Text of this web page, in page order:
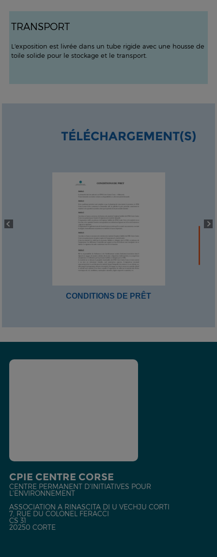
TRANSPORT
L'exposition est livrée dans un tube rigide avec une housse de
toile solide pour le stockage et le transport.
TÉLÉCHARGEMENT(S)
CONDITIONS DE PRÊT
CPIE CENTRE CORSE
CENTRE PERMANENT D'INITIATIVES POUR
L'ENVIRONNEMENT
ASSOCIATION A RINASCITA DI U VECHJU CORTI
7, RUE DU COLONEL FERACCI
CS 31
20250 CORTE